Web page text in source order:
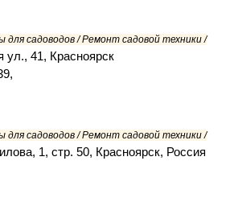
для садоводов / Ремонт садовой техники /
ул., 41, Красноярск
для садоводов / Ремонт садовой техники /
1, стр. 50, Красноярск, Россия